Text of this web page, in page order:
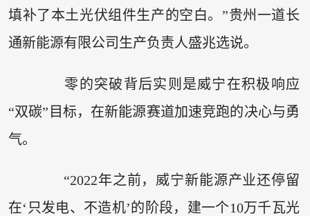
填补了本土光伏组件生产的空白。”贵州一道长
通新能源有限公司生产负责人盛兆选说。
零的突破背后实则是威宁在积极响应
“双碳”目标，在新能源赛道加速竞跑的决心与勇
气。
“2022年之前，威宁新能源产业还停留
在‘只发电、不造机’的阶段，建一个10万千瓦光